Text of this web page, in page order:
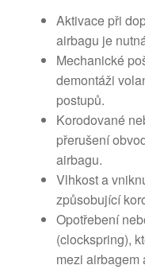
Aktivace při
airbagu je
Mechanické
demontáži
postupů.
Korodované
přerušení
airbagu.
Vlhkost a
způsobující
Opotřebení
(clockspring),
mezi airbagem